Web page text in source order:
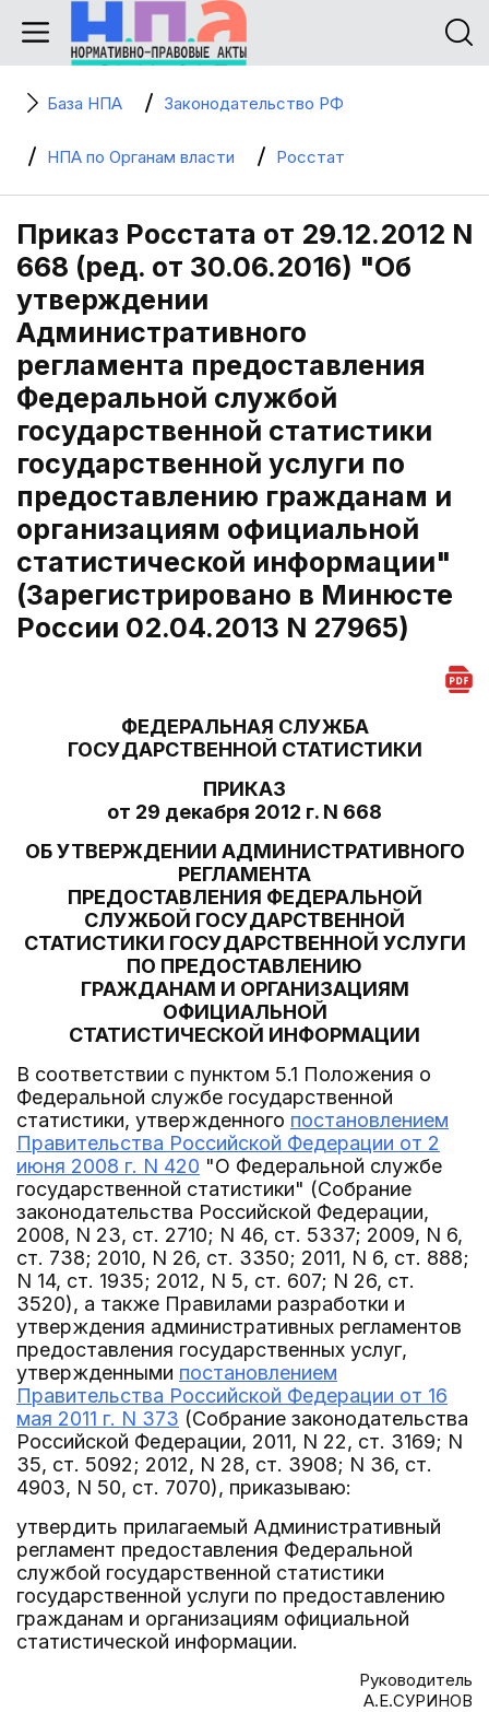
База НПА Законодательство РФ
НПА по Органам власти Росстат
Приказ Росстата от 29.12.2012 N
668 (ред. от 30.06.2016) "Об
утверждении
Административного
регламента предоставления
Федеральной службой
государственной статистики
государственной услуги по
предоставлению гражданам и
организациям официальной
статистической информации"
(Зарегистрировано в Минюсте
России 02.04.2013 N 27965)
ФЕДЕРАЛЬНАЯ СЛУЖБА
ГОСУДАРСТВЕННОЙ СТАТИСТИКИ
ПРИКАЗ
от 29 декабря 2012 г. N 668
ОБ УТВЕРЖДЕНИИ АДМИНИСТРАТИВНОГО
РЕГЛАМЕНТА
ПРЕДОСТАВЛЕНИЯ ФЕДЕРАЛЬНОЙ
СЛУЖБОЙ ГОСУДАРСТВЕННОЙ
СТАТИСТИКИ ГОСУДАРСТВЕННОЙ УСЛУГИ
ПО ПРЕДОСТАВЛЕНИЮ
ГРАЖДАНАМ И ОРГАНИЗАЦИЯМ
ОФИЦИАЛЬНОЙ
СТАТИСТИЧЕСКОЙ ИНФОРМАЦИИ
В соответствии с пунктом 5.1 Положения о
Федеральной службе государственной
статистики, утвержденного постановлением
Правительства Российской Федерации от 2
июня 2008 г. N 420 "О Федеральной службе
государственной статистики" (Собрание
законодательства Российской Федерации,
2008, N 23, ст. 2710; N 46, ст. 5337; 2009, N 6,
ст. 738; 2010, N 26, ст. 3350; 2011, N 6, ст. 888;
N 14, ст. 1935; 2012, N 5, ст. 607; N 26, ст.
3520), а также Правилами разработки и
утверждения административных регламентов
предоставления государственных услуг,
утвержденными постановлением
Правительства Российской Федерации от 16
мая 2011 г. N 373 (Собрание законодательства
Российской Федерации, 2011, N 22, ст. 3169; N
35, ст. 5092; 2012, N 28, ст. 3908; N 36, ст.
4903, N 50, ст. 7070), приказываю:
утвердить прилагаемый Административный
регламент предоставления Федеральной
службой государственной статистики
государственной услуги по предоставлению
гражданам и организациям официальной
статистической информации.
Руководитель
А.Е.СУРИНОВ